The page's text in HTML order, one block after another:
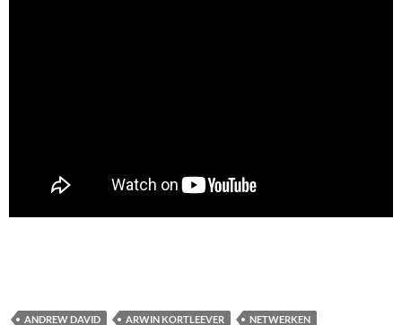
ANDREW DAVID ARWIN KORTLEEVER NETWERKEN